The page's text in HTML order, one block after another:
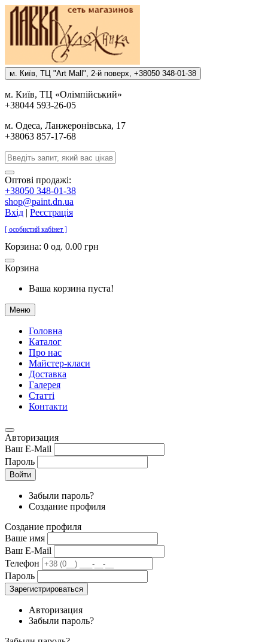
м. Киïв, ТЦ "Art Mall", 2-й поверх, +38050 348-01-38
м. Киïв, ТЦ «Олiмпiйський»
+38044 593-26-05
м. Одеса, Ланжеронiвська, 17
+38063 857-17-68
Оптові продажі:
+38050 348-01-38
shop@paint.dn.ua
Вхід | Реєстрація
[ особистий кабінет ]
Корзина: 0 од. 0.00 грн
Корзина
Ваша корзина пуста!
Меню
Головна
Каталог
Про нас
Майстер-класи
Доставка
Галерея
Статтi
Контакти
Авторизация
Ваш E-Mail
Пароль
Войти
Забыли пароль?
Создание профиля
Создание профиля
Ваше имя
Ваш E-Mail
Телефон
Пароль
Зарегистрироваться
Авторизация
Забыли пароль?